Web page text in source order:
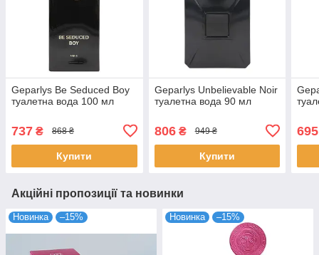
Geparlys Be Seduced Boy
туалетна вода 100 мл
737 ₴ 868 ₴
Купити
Geparlys Unbelievable Noir
туалетна вода 90 мл
806₴ 949 ₴
Купити
695
Акційні пропозиції та новинки
Новинка –15% Новинка –15%